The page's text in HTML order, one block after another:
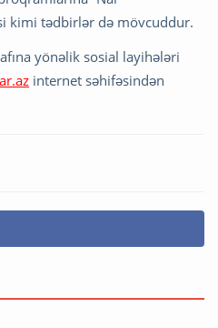
kimi tədbirlər də mövcuddur.
yönəlik sosial layihələri
internet səhifəsindən